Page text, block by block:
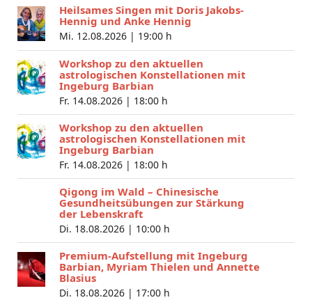
Heilsames Singen mit Doris Jakobs-
Hennig und Anke Hennig
Mi. 12.08.2026 | 19:00 h
Workshop zu den aktuellen
astrologischen Konstellationen mit
Ingeburg Barbian
Fr. 14.08.2026 | 18:00 h
Workshop zu den aktuellen
astrologischen Konstellationen mit
Ingeburg Barbian
Fr. 14.08.2026 | 18:00 h
Qigong im Wald – Chinesische
Gesundheitsübungen zur Stärkung
der Lebenskraft
Di. 18.08.2026 | 10:00 h
Premium-Aufstellung mit Ingeburg
Barbian, Myriam Thielen und Annette
Blasius
Di. 18.08.2026 | 17:00 h